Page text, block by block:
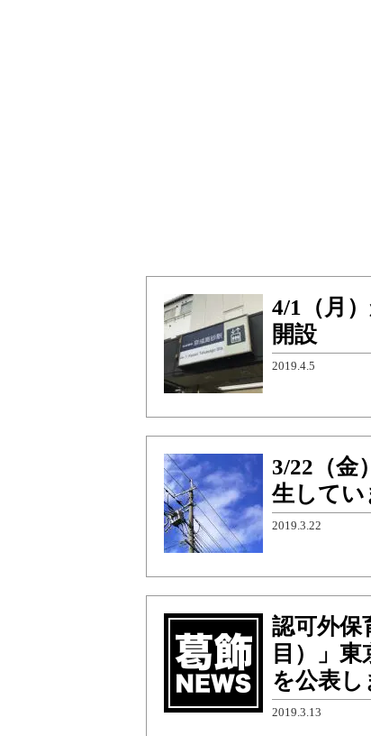
4/1（月
開設
2019.4.5
3/22（金
生してい
2019.3.22
認可外保
目）」
を公表し
2019.3.13